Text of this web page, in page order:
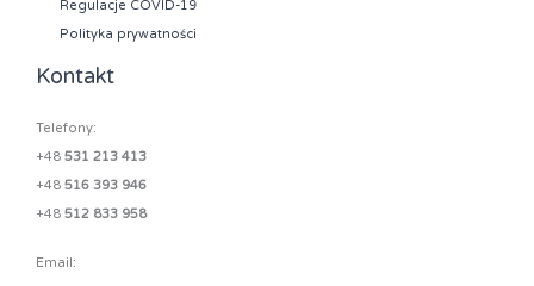
Regulacje COVID-19
Polityka prywatności
Kontakt
Telefony:
+48 531 213 413
+48 516 393 946
+48 512 833 958
Email: